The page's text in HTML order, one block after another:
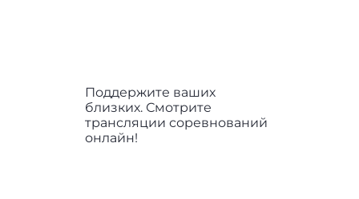
Поддержите ваших
близких. Смотрите
трансляции соревнований
онлайн!